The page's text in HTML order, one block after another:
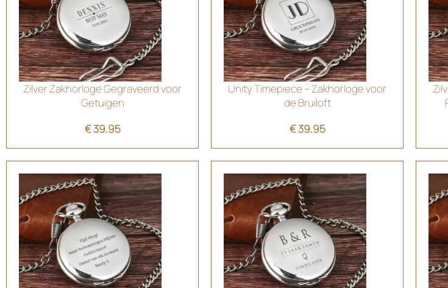
Zilver Zakhorloge Gegraveerd voor
Getuigen
€39.95
Unity Timepiece – Zakhorloge voor
de Bruiloft
€39.95